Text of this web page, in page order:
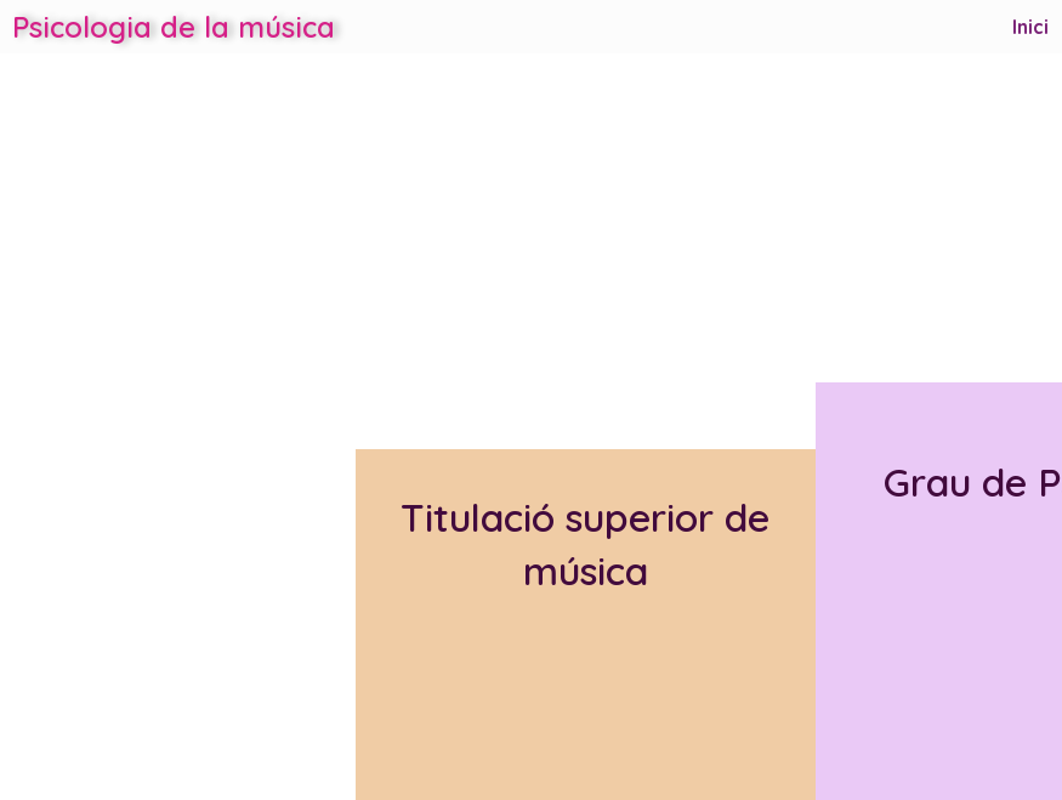
Psicologia de la música Inici
Titulació superior de
música
Grau de